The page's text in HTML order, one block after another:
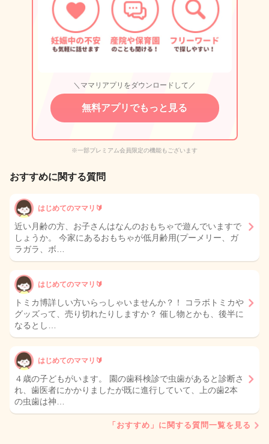
＼ママリアプリをダウンロードして／
無料アプリでもっと見る
※一部プレミアム会員限定の機能もございます
おすすめに関する質問
はじめてのママリ🔰
近い月齢の方、お子さんはなんのおもちゃで遊んでいますで
しょうか。 今家にあるおもちゃが低月齢用(プーメリー、ガ
ラガラ、ボ…
はじめてのママリ🔰
トミカ博詳しい方いらっしゃいませんか？！ コラボトミカや
グッズって、売り切れたりしますか？ 催し物とかも、後半に
なるとし…
はじめてのママリ🔰
４歳の子どもがいます。 園の歯科検診で虫歯があると診断さ
れ、歯医者にかかりましたが既に進行していて、上の歯2本
の虫歯は神…
「おすすめ」に関する質問一覧を見る